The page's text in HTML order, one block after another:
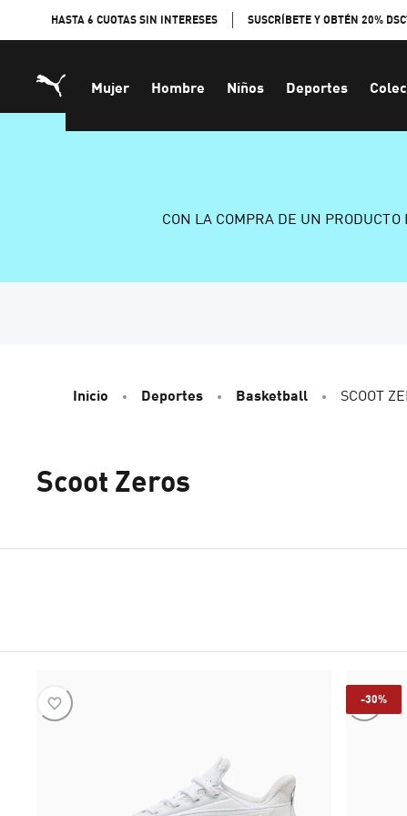
HASTA 6 CUOTAS SIN INTERESES SUSCRÍBETE Y OBTÉN 20%
Mujer Hombre Niños Deportes
CON LA COMPRA DE UN PRODUCTO
Inicio Deportes Basketball SCOOT
Scoot Zeros
-30%